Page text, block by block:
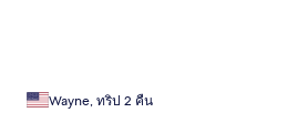
Wayne, ทริป 2 คืน